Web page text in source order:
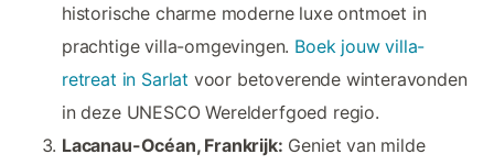
historische charme moderne luxe ontmoet in
prachtige villa-omgevingen. Boek jouw villa-
retreat in Sarlat voor betoverende winteravonden
in deze UNESCO Werelderfgoed regio.
Lacanau-Océan, Frankrijk: Geniet van milde